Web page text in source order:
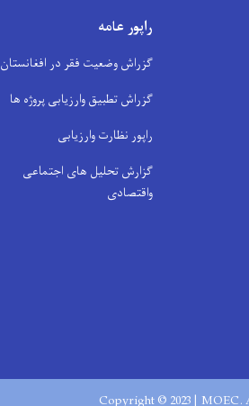
راپور عامه
گزراش وضعیت فقر در افغانستان
گزراش تطبیق وارزیابی پروژه ها
راپور نظارت وارزیابی
گزارش تحلیل های اجتماعی
واقتصادی
Copyright © 2023 | MOEC.